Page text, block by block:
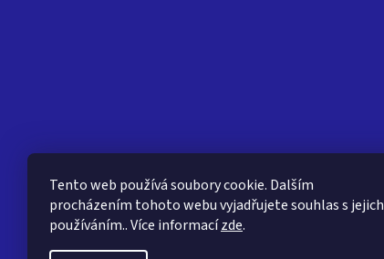
Tento web používá soubory cookie. Dalším
procházením tohoto webu vyjadřujete souhlas s jejich
používáním.. Více informacízde.